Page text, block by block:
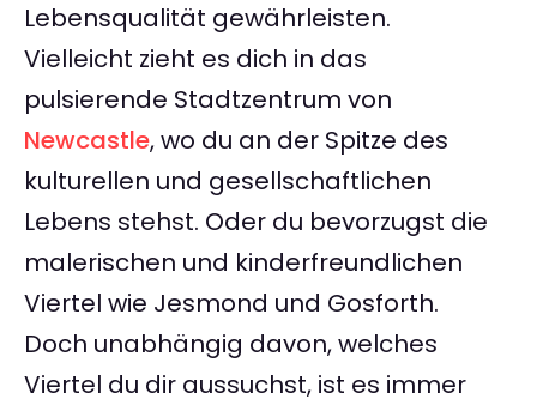
Lebensqualität gewährleisten.
Vielleicht zieht es dich in das
pulsierende Stadtzentrum von
Newcastle, wo du an der Spitze des
kulturellen und gesellschaftlichen
Lebens stehst. Oder du bevorzugst die
malerischen und kinderfreundlichen
Viertel wie Jesmond und Gosforth.
Doch unabhängig davon, welches
Viertel du dir aussuchst, ist es immer